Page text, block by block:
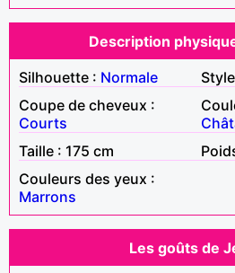
Description
Silhouette : Normale
Coupe de cheveux :
Courts
Taille : 175 cm
Couleurs des yeux :
Marrons
Les goûts de